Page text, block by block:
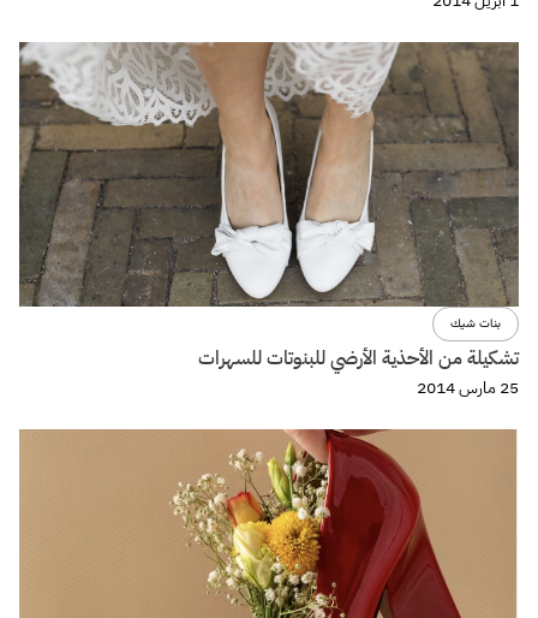
بنات شيك
تشكيلة من الأحذية الأرضي للبنوتات للسهرات
25 مارس 2014